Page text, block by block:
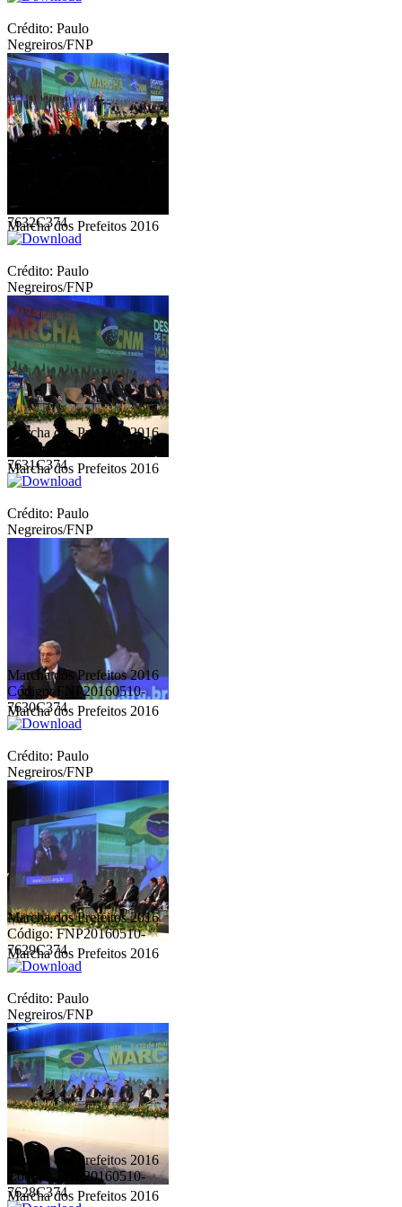
Crédito: Paulo
Negreiros/FNP
Marcha dos Prefeitos 2016
Código: FNP20160510-
7632C374
Crédito: Paulo
Negreiros/FNP
Marcha dos Prefeitos 2016
Marcha dos Prefeitos 2016
Código: FNP20160510-
7631C374
Crédito: Paulo
Negreiros/FNP
Marcha dos Prefeitos 2016
Marcha dos Prefeitos 2016
Código: FNP20160510-
7630C374
Crédito: Paulo
Negreiros/FNP
Marcha dos Prefeitos 2016
Marcha dos Prefeitos 2016
Código: FNP20160510-
7629C374
Crédito: Paulo
Negreiros/FNP
Marcha dos Prefeitos 2016
Marcha dos Prefeitos 2016
Código: FNP20160510-
7628C374